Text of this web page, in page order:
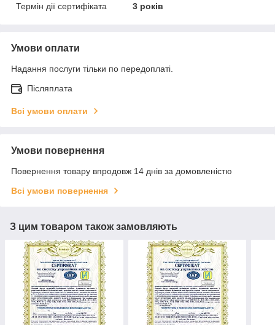
Термін дії сертифіката
3 років
Умови оплати
Надання послуги тільки по передоплаті.
Післяплата
Всі умови оплати
Умови повернення
Повернення товару впродовж 14 днів за домовленістю
Всі умови повернення
З цим товаром також замовляють